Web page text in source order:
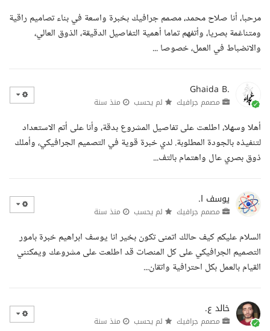
مرحبا، أنا صلاح محمد، مصمم جرافيك بخبرة واسعة في بناء تصاميم راقية
ومتناغمة بصريا، وأتفهم تماما أهمية التفاصيل الدقيقة، الذوق العالي،
والانضباط في العمل، خصوصا ...
Ghaida B.
مصمم جرافيك لم يحسب منذ سنة
أهلا وسهلا، اطلعت على تفاصيل المشروع بدقة، وأنا على أتم الاستعداد
لتنفيذه بالجودة المطلوبة. لدي خبرة قوية في التصميم الجرافيكي، وأملك
ذوق بصري عال واهتمام بالتف...
يوسف ا.
مصمم جرافيك لم يحسب منذ سنة
السلام عليكم كيف حالك اتمنى تكون بخير انا يوسف ابراهيم خبرة بامور
التصميم الجرافيكي على كل المنصات قد اطلعت على مشروعك ويمكنني
القيام بالعمل بكل احترافية واتقان...
خالد ع.
مصمم جرافيك لم يحسب منذ سنة